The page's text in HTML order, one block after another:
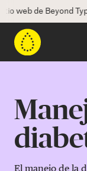
Type 1 y
Beyond Type 2
El manejo de la